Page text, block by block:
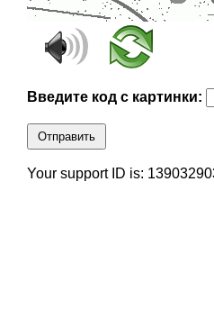
Введите код с картинки:
Отправить
Your support ID is: